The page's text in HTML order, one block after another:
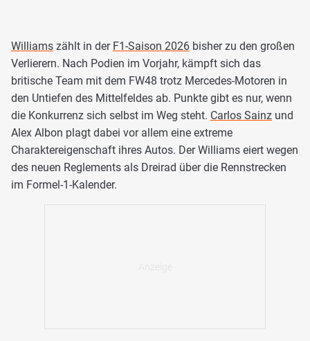
Williams zählt in der F1-Saison 2026 bisher zu den großen
Verlierern. Nach Podien im Vorjahr, kämpft sich das
britische Team mit dem FW48 trotz Mercedes-Motoren in
den Untiefen des Mittelfeldes ab. Punkte gibt es nur, wenn
die Konkurrenz sich selbst im Weg steht. Carlos Sainz und
Alex Albon plagt dabei vor allem eine extreme
Charaktereigenschaft ihres Autos. Der Williams eiert wegen
des neuen Reglements als Dreirad über die Rennstrecken
im Formel-1-Kalender.